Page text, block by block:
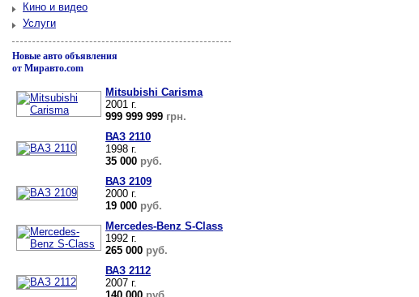
Кино и видео
Услуги
Новые авто объявления
от Миравто.com
Mitsubishi Carisma
2001 г.
999 999 999 грн.
ВАЗ 2110
1998 г.
35 000 руб.
ВАЗ 2109
2000 г.
19 000 руб.
Mercedes-Benz S-Class
1992 г.
265 000 руб.
ВАЗ 2112
2007 г.